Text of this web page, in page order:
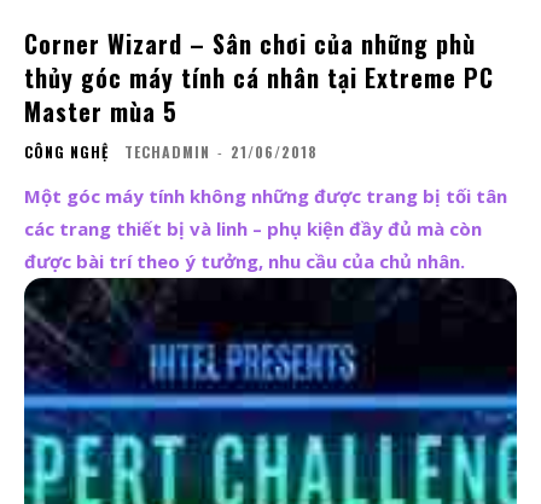
Corner Wizard – Sân chơi của những phù
thủy góc máy tính cá nhân tại Extreme PC
Master mùa 5
CÔNG NGHỆ TECHADMIN - 21/06/2018
Một góc máy tính không những được trang bị tối tân
các trang thiết bị và linh – phụ kiện đầy đủ mà còn
được bài trí theo ý tưởng, nhu cầu của chủ nhân.